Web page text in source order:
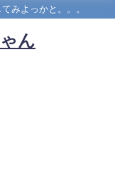
みよっかと。。。
ん